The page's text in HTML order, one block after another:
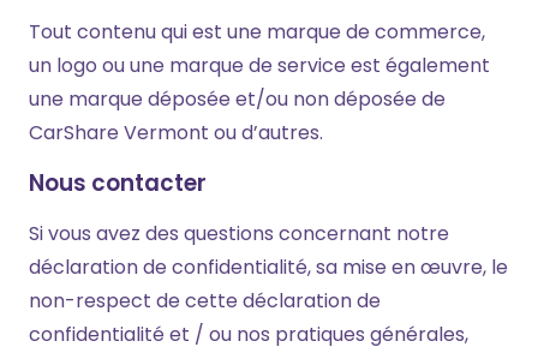
Tout contenu qui est une marque de commerce,
un logo ou une marque de service est également
une marque déposée et/ou non déposée de
CarShare Vermont ou d’autres.
Nous contacter
Si vous avez des questions concernant notre
déclaration de confidentialité, sa mise en œuvre, le
non-respect de cette déclaration de
confidentialité et / ou nos pratiques générales,